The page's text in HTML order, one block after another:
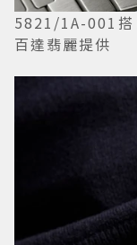
5821/1A-001
百達翡麗提供